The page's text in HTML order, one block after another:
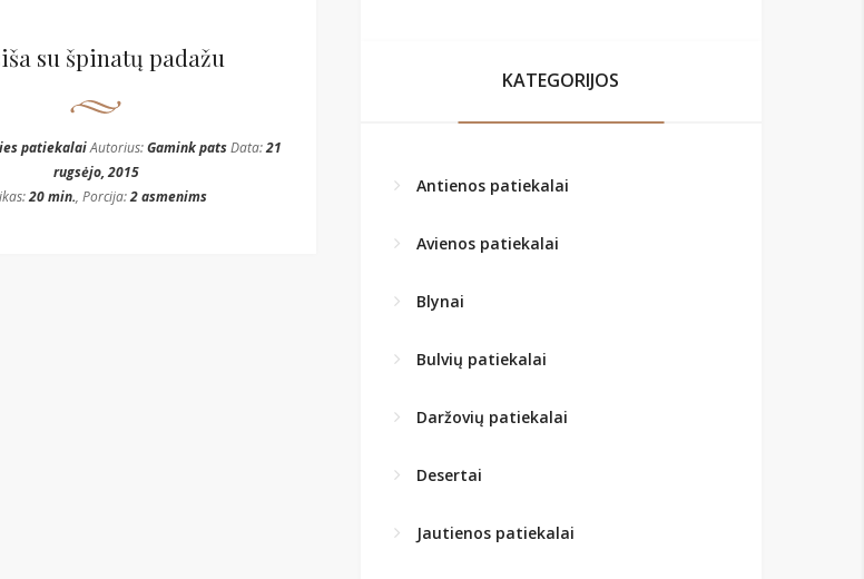
su špinatų padažu
patiekalaiAutorius:Gamink patsData:21
rugsėjo, 2015
20 min., Porcija:2 asmenims
KATEGORIJOS
Antienos patiekalai
Avienos patiekalai
Blynai
Bulvių patiekalai
Daržovių patiekalai
Desertai
Jautienos patiekalai